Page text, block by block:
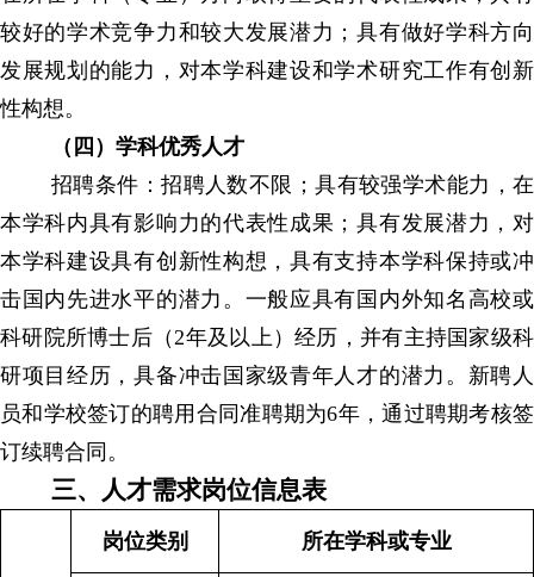
较好的学术竞争力和较大发展潜力；具有做好学科方向
发展规划的能力，对本学科建设和学术研究工作有创新
性构想。
（四）学科优秀人才
招聘条件：招聘人数不限；具有较强学术能力，在
本学科内具有影响力的代表性成果；具有发展潜力，对
本学科建设具有创新性构想，具有支持本学科保持或冲
击国内先进水平的潜力。一般应具有国内外知名高校或
科研院所博士后（2年及以上）经历，并有主持国家级科
研项目经历，具备冲击国家级青年人才的潜力。新聘人
员和学校签订的聘用合同准聘期为6年，通过聘期考核签
订续聘合同。
三、人才需求岗位信息表
岗位类别 所在学科或专业